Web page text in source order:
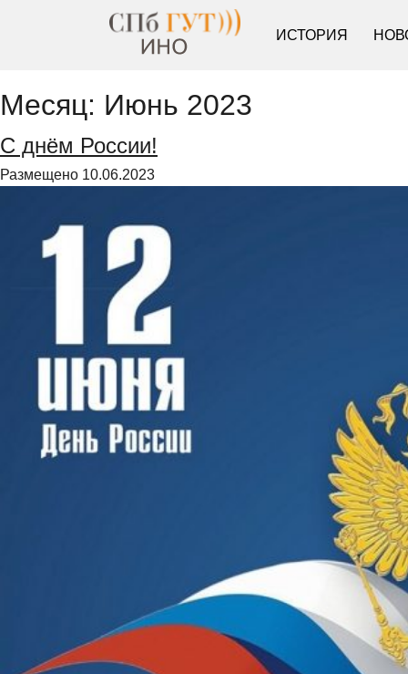
ИСТОРИЯ
Месяц: Июнь 2023
С днём России!
Размещено 10.06.2023